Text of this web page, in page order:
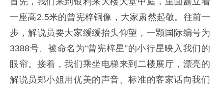
一座高2.5米的曾宪梓铜像，大家肃然起敬。往前一
步，解说员要大家缓缓抬头仰望，一颗国际编号为
3388号、被命名为“曾宪梓星”的小行星映入我们的
眼帘。接着，我们乘坐电梯来到二楼展厅，漂亮的
解说员郑小姐用优美的声音、标准的客家话向我们